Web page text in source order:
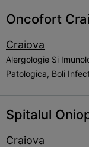
Oncofort
Craiova
Alergologie Si
Patologica, Boli
Spitalul
Craiova